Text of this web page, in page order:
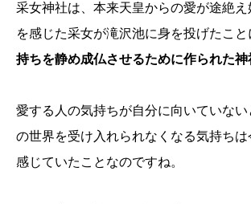
采女神社は、本来天皇からの愛が途絶え
を感じた采女が滝沢池に身を投げたこ
持ちを静め成仏させるために作られた神
愛する人の気持ちが自分に向いていない
の世界を受け入れられなくなる気持ち
感じていたことなのですね。